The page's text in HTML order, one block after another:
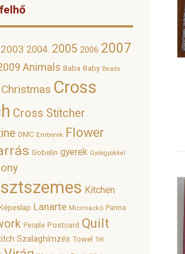
2003 2004. 2005 2006 2007
Animals Baba Baby Beads
Christmas Cross
Cross Stitcher
DMC Emberek Flower
Gobelin gyerek Gyöngyökkel
Kitchen
Lanarte Micimackó Panna
People Postcard Quilt
Szalaghímzés Towel Tél